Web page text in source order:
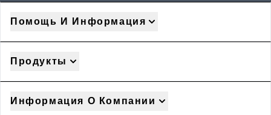
Помощь И Информация
Продукты
Информация О Компании